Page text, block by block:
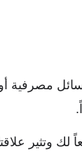
مصرفية
لك وتثير